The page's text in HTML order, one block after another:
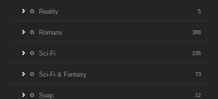
Reality 5
Romans 388
Sci-Fi 235
Sci-Fi & Fantasy 73
Soap 12